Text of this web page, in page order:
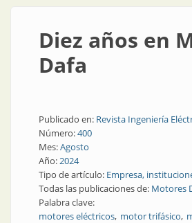
Diez años en
Dafa
Publicado en: Revista Ingeniería
Número:400
Mes:Agosto
Año:2024
Tipo de artículo: Empresa,
Todas las publicaciones de: Motores
Palabra clave:
motores eléctricos motor trifásico